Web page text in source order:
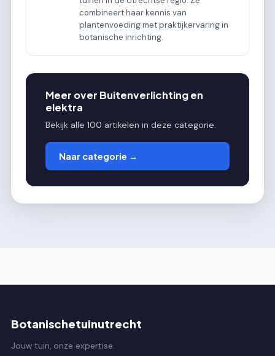
combineert haar kennis van
plantenvoeding met praktijkervaring in
botanische inrichting.
Meer over Buitenverlichting en
elektra
Bekijk alle 100 artikelen in deze categorie.
Naar categorie →
Botanischetuinutrecht
Jouw tuin, onze expertise.